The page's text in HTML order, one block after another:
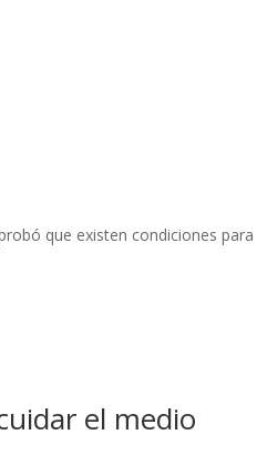
que existen condiciones para
el medio